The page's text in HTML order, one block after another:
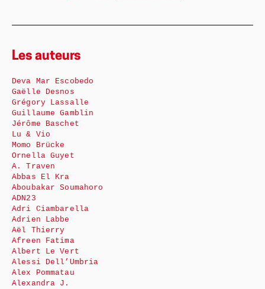
Les auteurs
Deva Mar Escobedo
Gaëlle Desnos
Grégory Lassalle
Guillaume Gamblin
Jérôme Baschet
Lu & Vio
Momo Brücke
Ornella Guyet
A. Traven
Abbas El Kra
Aboubakar Soumahoro
ADN23
Adri Ciambarella
Adrien Labbe
Aël Thierry
Afreen Fatima
Albert Le Vert
Alessi Dell’Umbria
Alex Pommatau
Alexandra J.